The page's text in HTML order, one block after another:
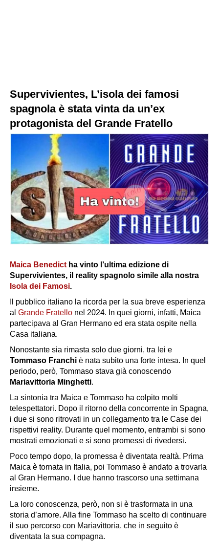
Supervivientes, L’isola dei famosi
spagnola è stata vinta da un’ex
protagonista del Grande Fratello
Maica Benedict ha vinto l’ultima edizione di
Supervivientes, il reality spagnolo simile alla nostra
Isola dei Famosi.
Il pubblico italiano la ricorda per la sua breve esperienza
al Grande Fratello nel 2024. In quei giorni, infatti, Maica
partecipava al Gran Hermano ed era stata ospite nella
Casa italiana.
Nonostante sia rimasta solo due giorni, tra lei e
Tommaso Franchi è nata subito una forte intesa. In quel
periodo, però, Tommaso stava già conoscendo
Mariavittoria Minghetti.
La sintonia tra Maica e Tommaso ha colpito molti
telespettatori. Dopo il ritorno della concorrente in Spagna,
i due si sono ritrovati in un collegamento tra le Case dei
rispettivi reality. Durante quel momento, entrambi si sono
mostrati emozionati e si sono promessi di rivedersi.
Poco tempo dopo, la promessa è diventata realtà. Prima
Maica è tornata in Italia, poi Tommaso è andato a trovarla
al Gran Hermano. I due hanno trascorso una settimana
insieme.
La loro conoscenza, però, non si è trasformata in una
storia d’amore. Alla fine Tommaso ha scelto di continuare
il suo percorso con Mariavittoria, che in seguito è
diventata la sua compagna.